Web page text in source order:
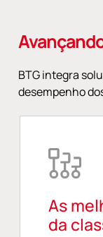
BTG integra
desempenho
As
da